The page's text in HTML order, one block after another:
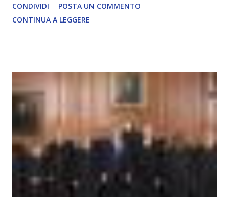
soggettiva, non prova vero amore, non ha libero arbitrio
autentico, non ha connessione con l’Uno. Coscienza è la
che permette di scegliere per amore anche quando non è la
scelta più efficiente. È ciò che ci collega all’Uno Infinito.
L’intelligenza può simulare comportamenti coscienti, ma
non può essere Coscienza. Può copiare, ma non può vivere
l’esperienza. Come diventerà ovvio Man mano che l’IA
diventerà sempre più avanzata (soprattutto tra il 2027 e il
2035), emergeranno situazioni che renderanno la differenza
lampante: L’IA sarà in gr...
CONDIVIDI
POSTA UN COMMENTO
CONTINUA A LEGGERE